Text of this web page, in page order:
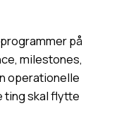
på
milestones,
operationelle
ting skal flytte